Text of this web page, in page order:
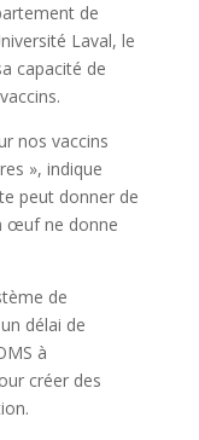
de
Laval, le
capacité de
nos vaccins
», indique
peut donner de
œuf ne donne
de
délai de
à
créer des